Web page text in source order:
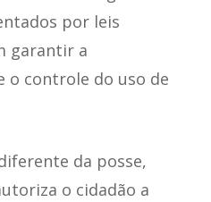
por leis
garantir a
o controle do uso de
da posse,
o cidadão a